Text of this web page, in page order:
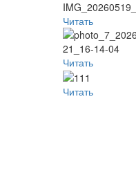
Читать
Читать
Читать